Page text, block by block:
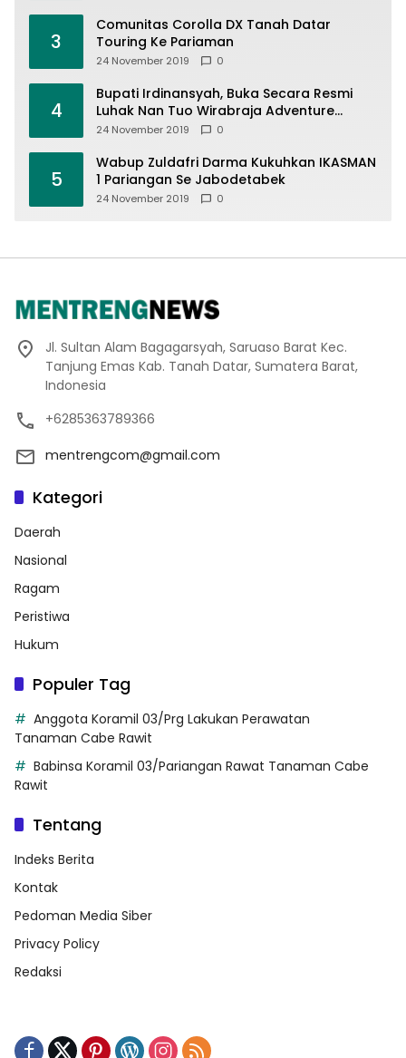
3
Comunitas Corolla DX Tanah Datar
Touring Ke Pariaman
24 November 2019 0
4
Bupati Irdinansyah, Buka Secara Resmi
Luhak Nan Tuo Wirabraja Adventure
Offroad 2019
24 November 2019 0
5
Wabup Zuldafri Darma Kukuhkan IKASMAN
1 Pariangan Se Jabodetabek
24 November 2019 0
Jl. Sultan Alam Bagagarsyah, Saruaso Barat Kec.
Tanjung Emas Kab. Tanah Datar, Sumatera Barat,
Indonesia
+6285363789366
mentrengcom@gmail.com
Kategori
Daerah
Nasional
Ragam
Peristiwa
Hukum
Populer Tag
Anggota Koramil 03/Prg Lakukan Perawatan
Tanaman Cabe Rawit
Babinsa Koramil 03/Pariangan Rawat Tanaman Cabe
Rawit
Tentang
Indeks Berita
Kontak
Pedoman Media Siber
Privacy Policy
Redaksi